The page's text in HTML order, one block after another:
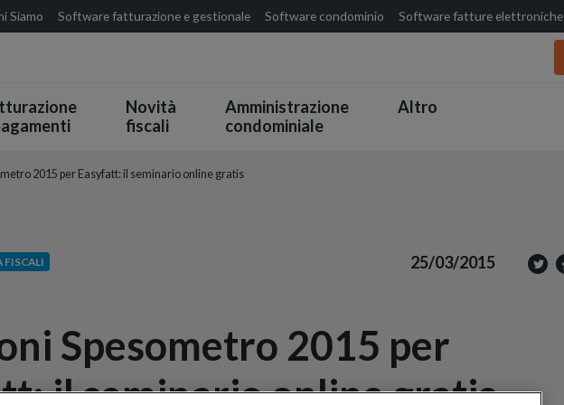
Siamo Software fatturazione e gestionale Software condominio Software fatture elettroniche
Novità
fiscali
Amministrazione
condominiale
Altro
2015 per Easyfatt: il seminario online gratis
FISCALI 25/03/2015
Spesometro 2015 per
il seminario online gratis